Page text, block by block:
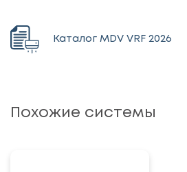
Каталог MDV VRF 2026
Похожие системы